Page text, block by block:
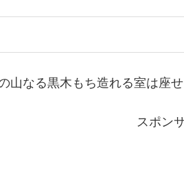
山なる黒木もち造れる室は座
スポン